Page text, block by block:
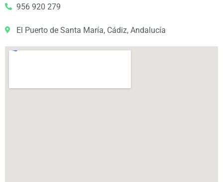
956 920 279
El Puerto de Santa María, Cádiz, Andalucía